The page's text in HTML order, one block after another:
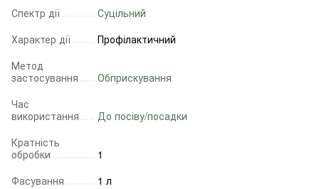
Спектр дії
Суцільний
Характер дії
Профілактичний
Метод
застосування
Обприскування
Час
використання
До посіву/посадки
Кратність
обробки
1
Фасування
1 л